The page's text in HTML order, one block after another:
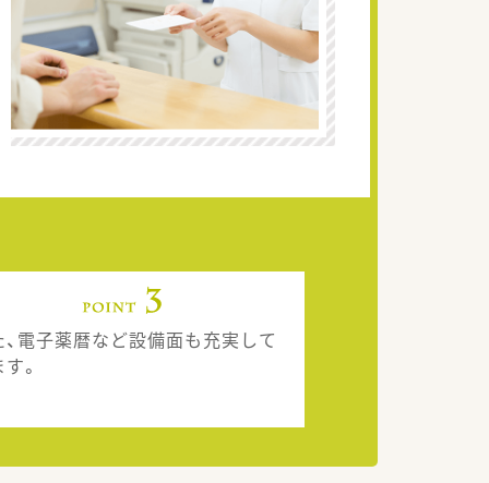
、電子薬暦など設備面も充実して
。